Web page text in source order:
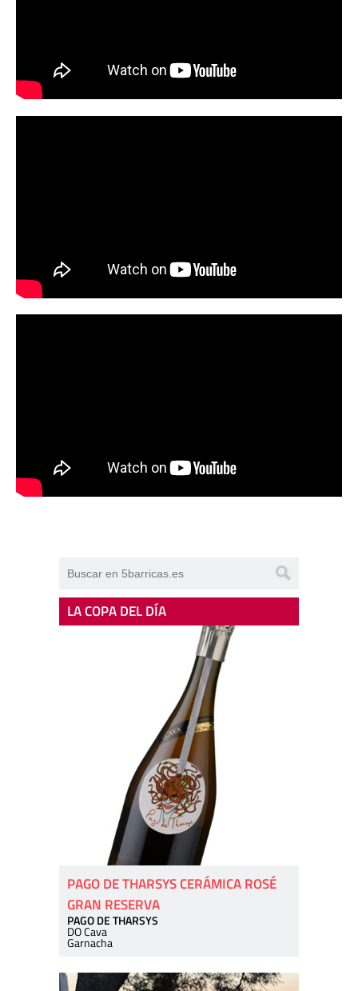
LA COPA DEL DÍA
PAGO DE THARSYS CERÁMICA ROSÉ
GRAN RESERVA
PAGO DE THARSYS
DO Cava
Garnacha